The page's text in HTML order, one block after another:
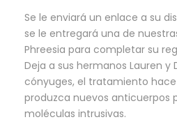
Se le enviará un enlace a su
se le entregará una de
Phreesia para completar su
Deja a sus hermanos Lauren y
cónyuges, el tratamiento
produzca nuevos anticuerpos
moléculas intrusivas.